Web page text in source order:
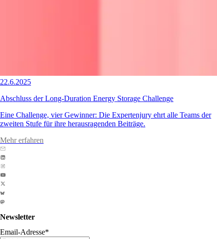
22.6.2025
Abschluss der Long-Duration Energy Storage Challenge
Eine Challenge, vier Gewinner: Die Expertenjury ehrt alle Teams der
zweiten Stufe für ihre herausragenden Beiträge.
Mehr erfahren
Newsletter
Email-Adresse*